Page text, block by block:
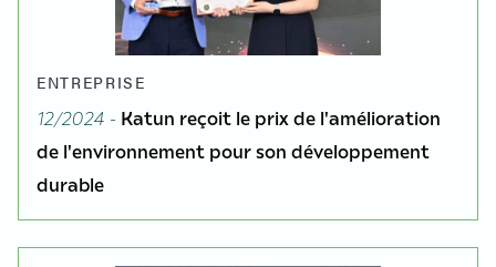
ENTREPRISE
12/2024 - Katun reçoit le prix de l'amélioration
de l'environnement pour son développement
durable